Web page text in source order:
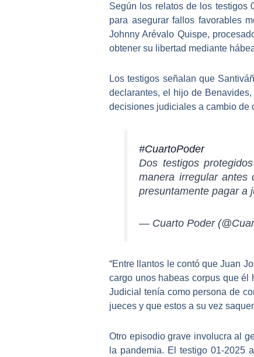
Según los relatos de los testigos
para asegurar fallos favorables
Johnny Arévalo Quispe,
obtener su libertad mediante
Los testigos señalan que
declarantes, el hijo de
decisiones judiciales a cambio de
#CuartoPoder
Dos testigos
manera irregular antes
presuntamente pagar
— Cuarto Poder
“Entre llantos le contó que Juan
cargo unos habeas corpus que él
Judicial tenía como persona de
jueces y que estos a su vez
Otro episodio grave involucra al
la pandemia. El testigo 01-2025